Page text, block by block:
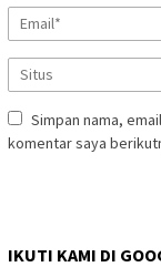
Simpan nama,
komentar saya
IKUTI KAMI DI